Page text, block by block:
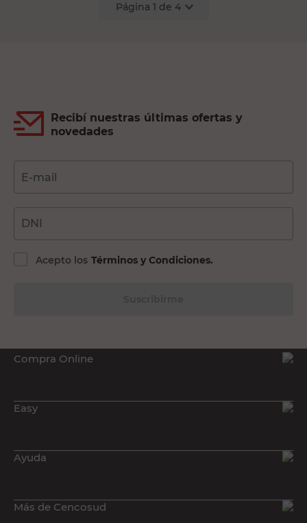
Página 1 de 4
Recibí nuestras últimas ofertas y
novedades
E-mail
DNI
Acepto los Términos y Condiciones.
Compra Online
Easy
Ayuda
Más de Cencosud